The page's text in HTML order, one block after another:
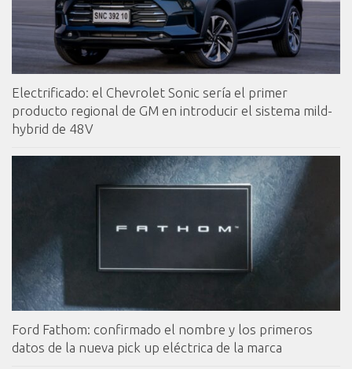
Electrificado: el Chevrolet Sonic sería el primer
producto regional de GM en introducir el sistema mild-
hybrid de 48V
Ford Fathom: confirmado el nombre y los primeros
datos de la nueva pick up eléctrica de la marca